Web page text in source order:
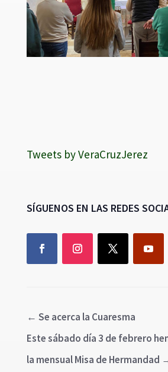
Tweets by VeraCruzJerez
SÍGUENOS EN LAS REDES
← Se acerca la Cuaresma
Este sábado día 3 de febrero
la mensual Misa de Hermandad